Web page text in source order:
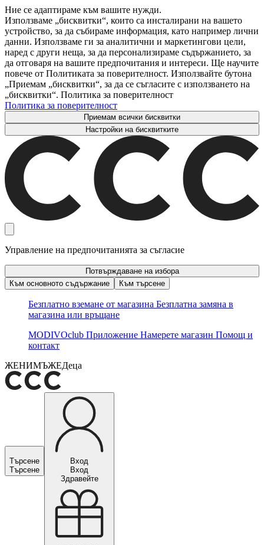
Ние се адаптираме към вашите нужди.
Използваме „бисквитки“, които са инсталирани на вашето
устройство, за да събираме информация, като например лични
данни. Използваме ги за аналитични и маркетингови цели,
наред с други неща, за да персонализираме съдържанието, за
да отговаря на вашите предпочитания и интереси. Ще научите
повече от Политиката за поверителност. Използвайте бутона
„Приемам „бисквитки“, за да се съгласите с използването на
„бисквитки“. Политика за поверителност
Политика за поверителност
Приемам всички бисквитки
Настройки на бисквитките
Управление на предпочитанията за съгласие
Потвърждаване на избора
Към основното съдържание
Към търсене
Безплатно вземане от магазина Безплатна замяна в
магазина или връщане
MODIVOclub Приложение Намерете магазин Помощ и
контакт
ЖЕНИМЪЖЕДеца
Търсене
Търсене
Вход
Вход
Здравейте